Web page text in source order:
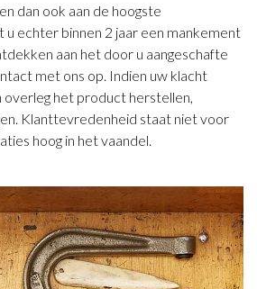
dan ook aan de hoogste
echter binnen 2 jaar een mankement
aan het door u aangeschafte
met ons op. Indien uw klacht
overleg het product herstellen,
Klanttevredenheid staat niet voor
hoog in het vaandel.